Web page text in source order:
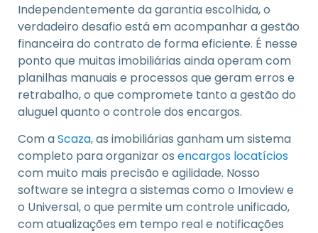
Independentemente da garantia escolhida, o
verdadeiro desafio está em acompanhar a gestão
financeira do contrato de forma eficiente. É nesse
ponto que muitas imobiliárias ainda operam com
planilhas manuais e processos que geram erros e
retrabalho, o que compromete tanto a gestão do
aluguel quanto o controle dos encargos.
Com aScaza, as imobiliárias ganham um sistema
completo para organizar os encargos locatícios
com muito mais precisão e agilidade. Nosso
software se integra a sistemas como o Imoview e
o Universal, o que permite um controle unificado,
com atualizações em tempo real e notificações